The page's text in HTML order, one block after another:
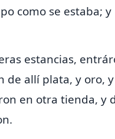
como se estaba;
estancias,
allí plata, y oro,
en otra tienda, y